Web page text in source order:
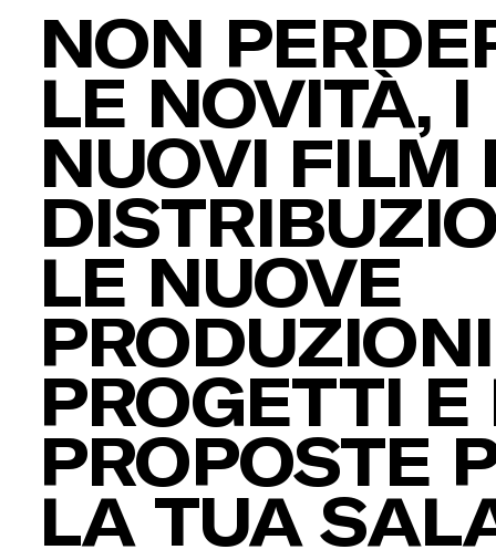
NON
LE NOVITÀ, I
NUOVI FILM
LE NUOVE
PROGETTI E
PROPOSTE
LA TUA